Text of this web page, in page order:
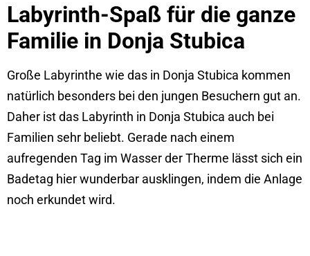
Labyrinth-Spaß für die ganze
Familie in Donja Stubica
Große Labyrinthe wie das in Donja Stubica kommen
natürlich besonders bei den jungen Besuchern gut an.
Daher ist das Labyrinth in Donja Stubica auch bei
Familien sehr beliebt. Gerade nach einem
aufregenden Tag im Wasser der Therme lässt sich ein
Badetag hier wunderbar ausklingen, indem die Anlage
noch erkundet wird.